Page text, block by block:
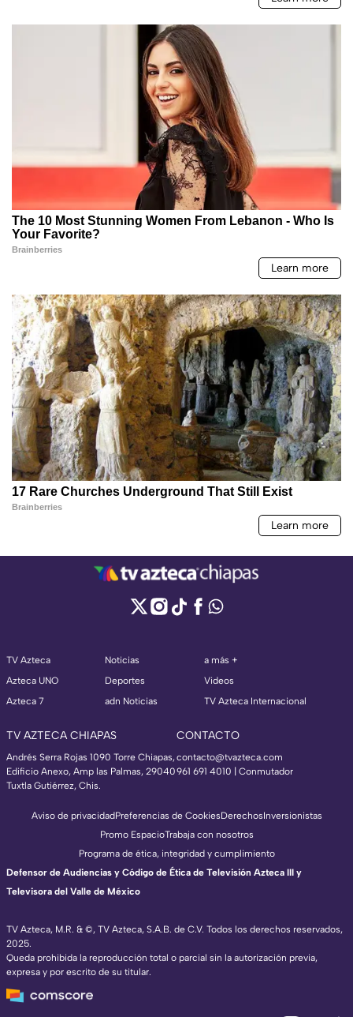
TV Azteca
Azteca UNO
Azteca 7
Noticias
Deportes
adn Noticias
a más +
Videos
TV Azteca Internacional
TV AZTECA CHIAPAS
Andrés Serra Rojas 1090 Torre Chiapas,
Edificio Anexo, Amp las Palmas, 29040
Tuxtla Gutiérrez, Chis.
CONTACTO
contacto@tvazteca.com
961 691 4010 | Conmutador
TV Azteca, M.R. & ©, TV Azteca, S.A.B. de C.V. Todos los derechos reservados,
2025.
Queda prohibida la reproducción total o parcial sin la autorización previa,
expresa y por escrito de su titular.
Aviso de privacidadPreferencias de CookiesDerechosInversionistas
Promo EspacioTrabaja con nosotros
Programa de ética, integridad y cumplimiento
Defensor de Audiencias y Código de Ética de Televisión Azteca III y
Televisora del Valle de México